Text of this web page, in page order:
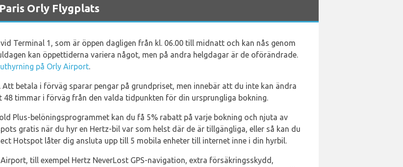
Orly Flygplats
vid Terminal 1, som är öppen dagligen från kl. 06.00 till midnatt och kan nås genom
kan öppettiderna variera något, men på andra helgdagar är de oförändrade.
på Orly Airport.
betala i förväg sparar pengar på grundpriset, men innebär att du inte kan ändra
timmar i förväg från den valda tidpunkten för din ursprungliga bokning.
Plus-belöningsprogrammet kan du få 5% rabatt på varje bokning och njuta av
gratis när du hyr en Hertz-bil var som helst där de är tillgängliga, eller så kan du
Hotspot låter dig ansluta upp till 5 mobila enheter till internet inne i din hyrbil.
till exempel Hertz NeverLost GPS-navigation, extra försäkringsskydd,